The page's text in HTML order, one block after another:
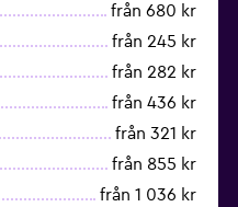
från 680 kr
från 245 kr
från 282 kr
från 436 kr
från 321 kr
från 855 kr
från 1 036 kr